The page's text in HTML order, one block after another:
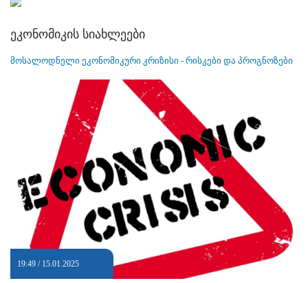
ეკონომიკის სიახლეები
მოსალოდნელი ეკონომიკური კრიზისი - რისკები და პროგნოზები
19:49 / 15.01.2025